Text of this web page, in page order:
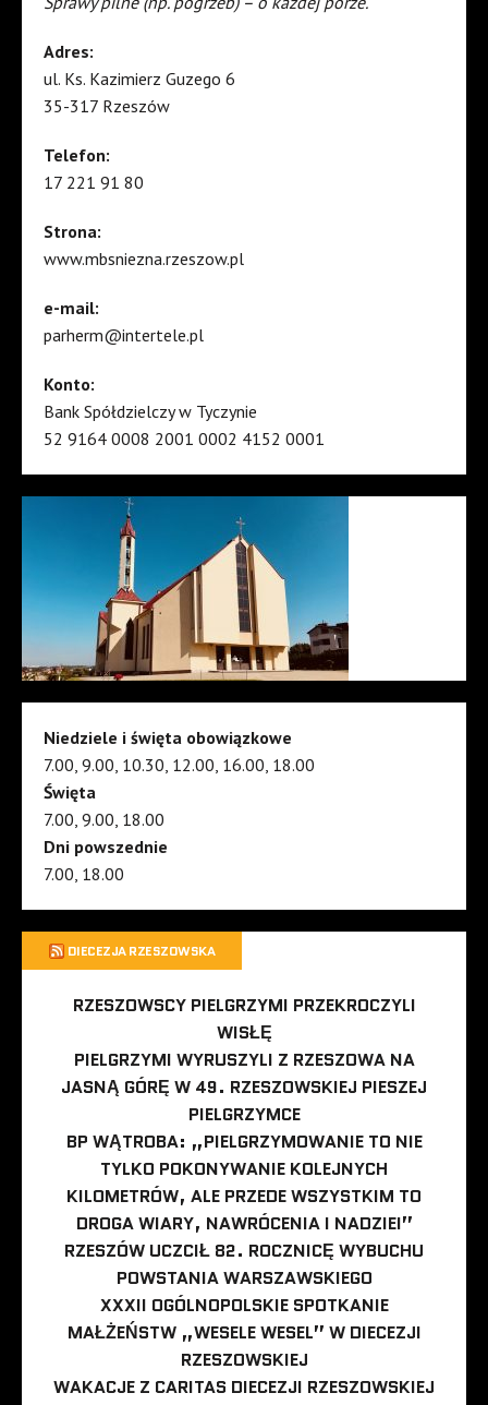
Adres:
ul. Ks. Kazimierz Guzego 6
35-317 Rzeszów
Telefon:
17 221 91 80
Strona:
www.mbsniezna.rzeszow.pl
e-mail:
parherm@intertele.pl
Konto:
Bank Spółdzielczy w Tyczynie
52 9164 0008 2001 0002 4152 0001
Niedziele i święta obowiązkowe
7.00, 9.00, 10.30, 12.00, 16.00, 18.00
Święta
7.00, 9.00, 18.00
Dni powszednie
7.00, 18.00
DIECEZJA RZESZOWSKA
RZESZOWSCY PIELGRZYMI PRZEKROCZYLI
WISŁĘ
PIELGRZYMI WYRUSZYLI Z RZESZOWA NA
JASNĄ GÓRĘ W 49. RZESZOWSKIEJ PIESZEJ
PIELGRZYMCE
BP WĄTROBA: „PIELGRZYMOWANIE TO NIE
TYLKO POKONYWANIE KOLEJNYCH
KILOMETRÓW, ALE PRZEDE WSZYSTKIM TO
DROGA WIARY, NAWRÓCENIA I NADZIEI”
RZESZÓW UCZCIŁ 82. ROCZNICĘ WYBUCHU
POWSTANIA WARSZAWSKIEGO
XXXII OGÓLNOPOLSKIE SPOTKANIE
MAŁŻEŃSTW „WESELE WESEL” W DIECEZJI
RZESZOWSKIEJ
WAKACJE Z CARITAS DIECEZJI RZESZOWSKIEJ